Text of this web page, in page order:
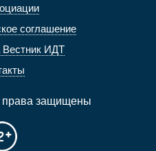
соглашение
Вестник ИДТ
права защищены